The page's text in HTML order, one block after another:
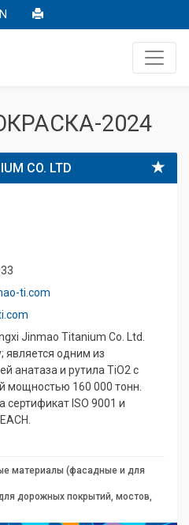
2024
CO. LTD
ti.com
Jinmao Titanium Co. Ltd.
является одним из
анатаза и рутила TiO2 с
мощностью 160 000 тонн.
ISO 9001 и
материалы (фасадные и для
дорожных покрытий, мостов,